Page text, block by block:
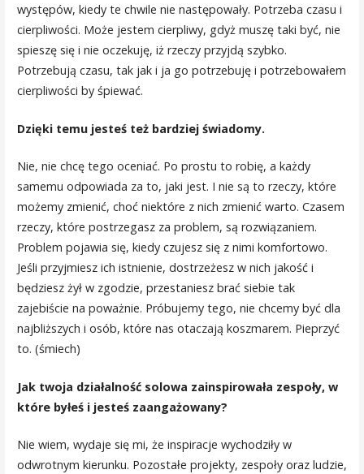
występów, kiedy te chwile nie następowały. Potrzeba czasu i
cierpliwości. Może jestem cierpliwy, gdyż muszę taki być, nie
spieszę się i nie oczekuję, iż rzeczy przyjdą szybko.
Potrzebują czasu, tak jak i ja go potrzebuję i potrzebowałem
cierpliwości by śpiewać.
Dzięki temu jesteś też bardziej świadomy.
Nie, nie chcę tego oceniać. Po prostu to robię, a każdy
samemu odpowiada za to, jaki jest. I nie są to rzeczy, które
możemy zmienić, choć niektóre z nich zmienić warto. Czasem
rzeczy, które postrzegasz za problem, są rozwiązaniem.
Problem pojawia się, kiedy czujesz się z nimi komfortowo.
Jeśli przyjmiesz ich istnienie, dostrzeżesz w nich jakość i
będziesz żył w zgodzie, przestaniesz brać siebie tak
zajebiście na poważnie. Próbujemy tego, nie chcemy być dla
najbliższych i osób, które nas otaczają koszmarem. Pieprzyć
to. (śmiech)
Jak twoja działalność solowa zainspirowała zespoły, w
które byłeś i jesteś zaangażowany?
Nie wiem, wydaje się mi, że inspiracje wychodziły w
odwrotnym kierunku. Pozostałe projekty, zespoły oraz ludzie,